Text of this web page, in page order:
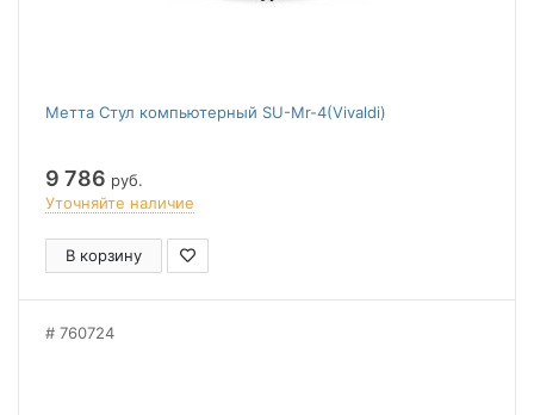
Метта Стул компьютерный SU-Mr-4(Vivaldi)
9 786 руб.
Уточняйте наличие
В корзину
760724